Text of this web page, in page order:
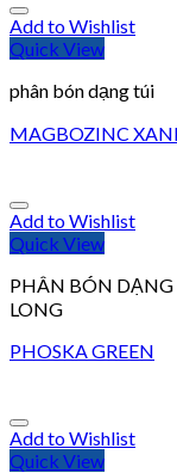
Add to Wishlist
Quick View
phân bón dạng túi
MAGBOZINC
Add to Wishlist
Quick View
PHÂN BÓN DẠNG
LONG
PHOSKA GREEN
Add to Wishlist
Quick View